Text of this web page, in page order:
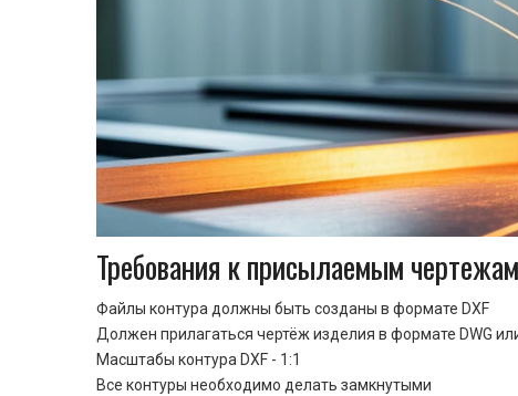
Требования к присылаемым чертежам
Файлы контура должны быть созданы в формате DXF
Должен прилагаться чертёж изделия в формате DWG
Масштабы контура DXF - 1:1
Все контуры необходимо делать замкнутыми